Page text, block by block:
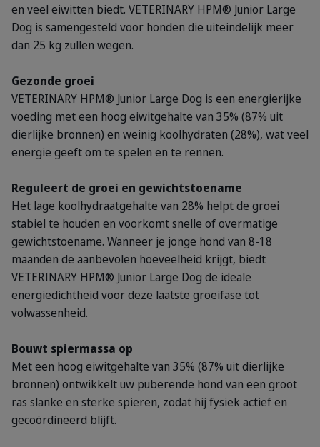
en veel eiwitten biedt. VETERINARY HPM® Junior Large
Dog is samengesteld voor honden die uiteindelijk meer
dan 25 kg zullen wegen.
Gezonde groei
VETERINARY HPM® Junior Large Dog is een energierijke
voeding met een hoog eiwitgehalte van 35% (87% uit
dierlijke bronnen) en weinig koolhydraten (28%), wat veel
energie geeft om te spelen en te rennen.
Reguleert de groei en gewichtstoename
Het lage koolhydraatgehalte van 28% helpt de groei
stabiel te houden en voorkomt snelle of overmatige
gewichtstoename. Wanneer je jonge hond van 8-18
maanden de aanbevolen hoeveelheid krijgt, biedt
VETERINARY HPM® Junior Large Dog de ideale
energiedichtheid voor deze laatste groeifase tot
volwassenheid.
Bouwt spiermassa op
Met een hoog eiwitgehalte van 35% (87% uit dierlijke
bronnen) ontwikkelt uw puberende hond van een groot
ras slanke en sterke spieren, zodat hij fysiek actief en
gecoördineerd blijft.